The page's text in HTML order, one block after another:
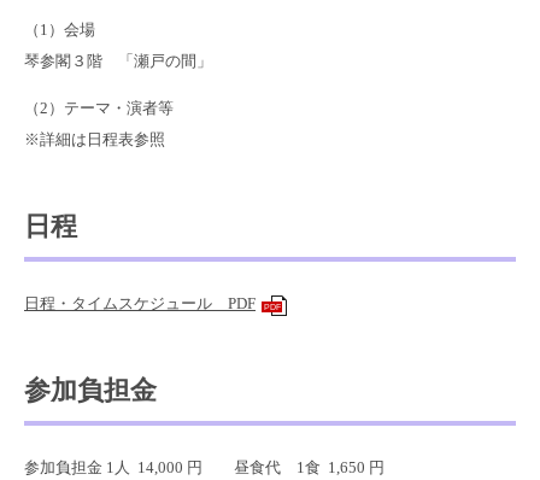
（1）会場
琴参閣３階 「瀬戸の間」
（2）テーマ・演者等
※詳細は日程表参照
日程
日程・タイムスケジュール PDF PDF
参加負担金
参加負担金 1人 14,000 円 昼食代 1食 1,650 円